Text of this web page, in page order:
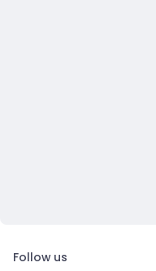
Follow us